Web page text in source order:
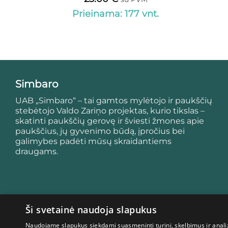
Prieinama: 177 vnt.
Simbaro
UAB „Simbaro“ – tai gamtos mylėtojo ir paukščių
stebėtojo Valdo Zariņo projektas, kurio tikslas –
skatinti paukščių gerovę ir šviesti žmones apie
paukščius, jų gyvenimo būdą, įpročius bei
galimybes padėti mūsų skraidantiems
draugams.
Ši svetainė naudoja slapukus
Naudojame slapukus siekdami suasmeninti turinį, skelbimus ir